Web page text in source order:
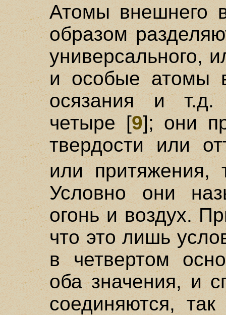
Атомы внешнего
образом
универсального,
и особые атомы
осязания и т.д.
четыре [9]; они
твердости или
или притяжения,
Условно они
огонь и воздух.
что это лишь
в четвертом
оба значения, и
соединяются,